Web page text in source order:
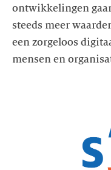
ontwikkelingen
steeds meer
een zorgeloos
mensen en